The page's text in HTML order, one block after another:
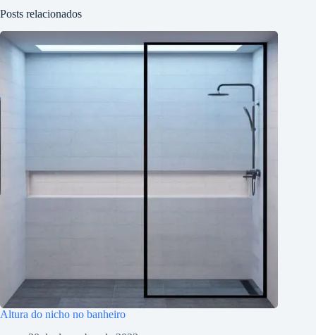
Posts relacionados
Altura do nicho no banheiro